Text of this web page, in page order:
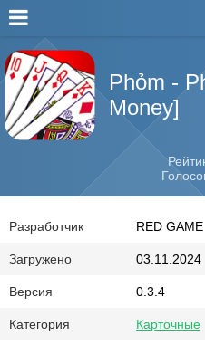
Phỏm -
Money]
Разработчик RED GAME
Загружено 03.11.2024
Версия 0.3.4
Категория Карточные